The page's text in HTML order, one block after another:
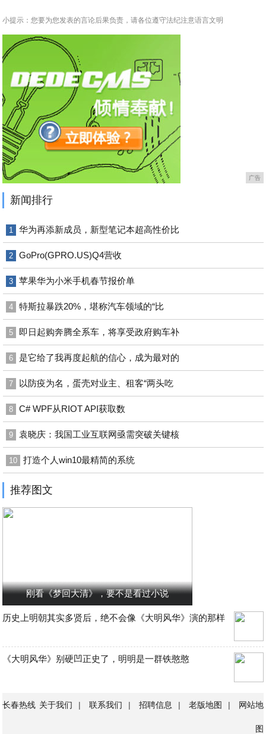
小提示：您要为您发表的言论后果负责，请各位遵守法纪注意语言文明
广告
新闻排行
1 华为再添新成员，新型笔记本超高性价比
2 GoPro(GPRO.US)Q4营收
3 苹果华为小米手机春节报价单
4 特斯拉暴跌20%，堪称汽车领域的“比
5 即日起购奔腾全系车，将享受政府购车补
6 是它给了我再度起航的信心，成为最对的
7 以防疫为名，蛋壳对业主、租客“两头吃
8 C# WPF从RIOT API获取数
9 袁晓庆：我国工业互联网亟需突破关键核
10 打造个人win10最精简的系统
推荐图文
刚看《梦回大清》，要不是看过小说
历史上明朝其实多贤后，绝不会像《大明风华》演的那样
《大明风华》别硬凹正史了，明明是一群铁憨憨
长春热线 关于我们 | 联系我们 | 招聘信息 | 老版地图 | 网站地
图